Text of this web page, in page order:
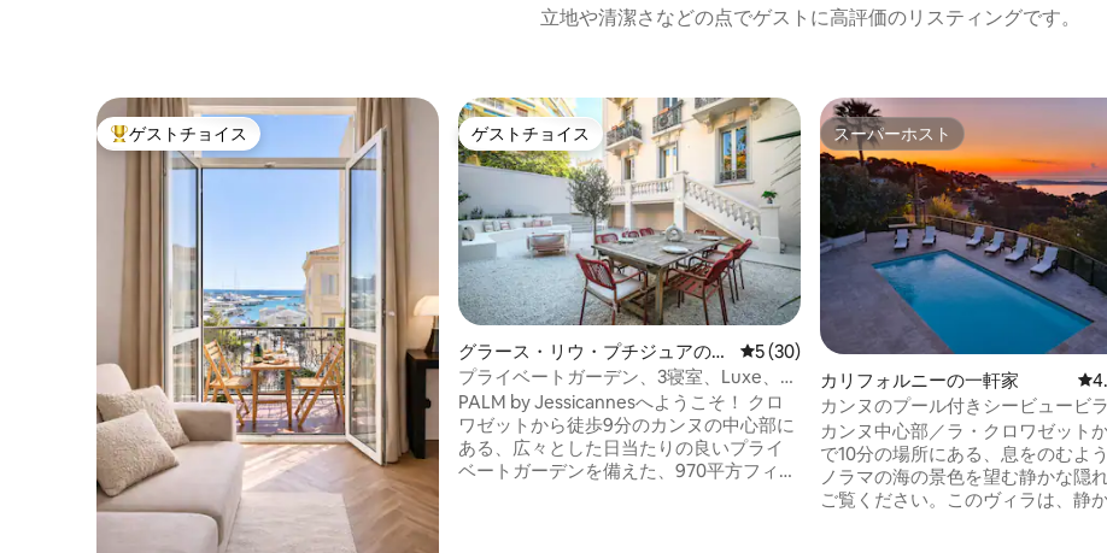
立地や清潔さなどの点でゲストに高評価のリスティングです。
大好評のゲストチョイスです。
ゲストチョイス ゲストチョイス
ゲストチョイス
グラース・リウ・プチジュアのマ
ンション・アパート
レビュー30件、5つ星中5つ星の平均評価
5 (30)
プライベートガーデン、3寝室、Luxe、中
心部| Jessicannes
PALM by Jessicannesへようこそ！ クロ
ワゼットから徒歩9分のカンヌの中心部に
ある、広々とした日当たりの良いプライ
ベートガーデンを備えた、970平方フィー
スーパーホスト
スーパーホスト
カリフォルニーの一軒家 レ
カンヌのプール付きシービュービ
ーチまで10分
カンヌ中心部／ラ・クロワゼット
で10分の場所にある、息をのむよ
ノラマの海の景色を望む静かな隠
ご覧ください。このヴィラは、静